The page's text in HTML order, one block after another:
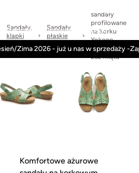
Kategorie Obuwie-Wiosna26
Zima 2026 - już u nas w sprzedaży -
Sandały,
klapki
damskie
Sandały
płaskie
sandały
profilowane
na korku
Yokono
Monaco-
252 mięta
Komfortowe ażurowe